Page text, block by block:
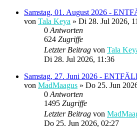
Samstag, 01. August 2026 -
von Tala Keya » Di 28. Jul 2026,
0 Antworten
624 Zugriffe
Letzter Beitrag von Tala
Di 28. Jul 2026, 11:36
Samstag, 27. Juni 2026 -
von MadMaagus » Do 25. Jun
0 Antworten
1495 Zugriffe
Letzter Beitrag von
Do 25. Jun 2026, 02:27